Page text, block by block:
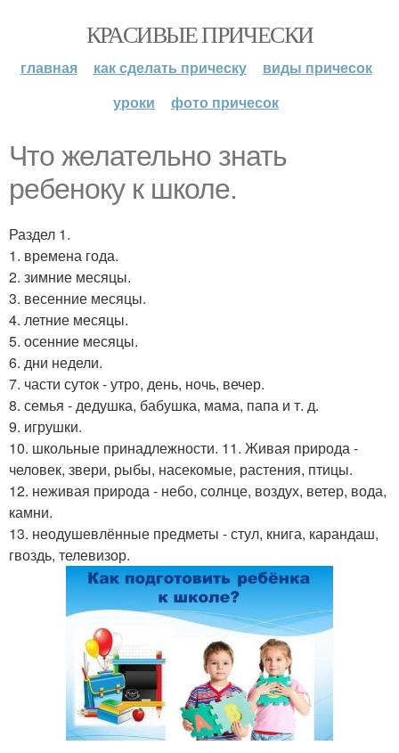
КРАСИВЫЕ ПРИЧЕСКИ
главная как сделать прическу
виды причесок
уроки
фото причесок
Что желательно знать
ребеноку к школе.
Раздел 1.
1. времена года.
2. зимние месяцы.
3. весенние месяцы.
4. летние месяцы.
5. осенние месяцы.
6. дни недели.
7. части суток - утро, день, ночь, вечер.
8. семья - дедушка, бабушка, мама, папа и т. д.
9. игрушки.
10. школьные принадлежности. 11. Живая природа -
человек, звери, рыбы, насекомые, растения, птицы.
12. неживая природа - небо, солнце, воздух, ветер, вода,
камни.
13. неодушевлённые предметы - стул, книга, карандаш,
гвоздь, телевизор.